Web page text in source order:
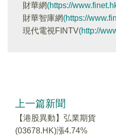
財華網(https://
財華智庫網(https://
現代電視FINTV(http://
上一篇新聞
【港股異動】弘業期貨
(03678.HK)漲4.74%